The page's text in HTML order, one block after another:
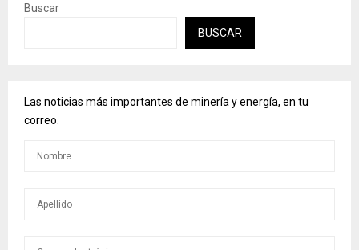
Buscar
BUSCAR
Las noticias más importantes de minería y energía, en tu
correo.